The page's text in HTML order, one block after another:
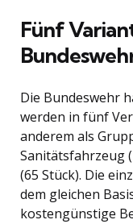
Fünf
Die Bundeswehr
werden in fünf
anderem als
Sanitätsfahrzeug
(65 Stück). Die
dem gleichen
kostengünstige